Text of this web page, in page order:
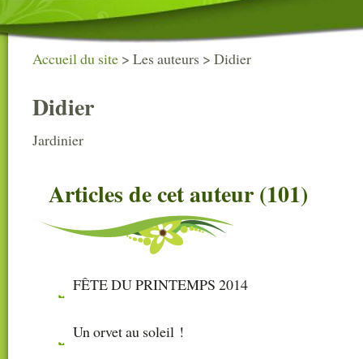
Accueil du site > Les auteurs > Didier
Didier
Jardinier
Articles de cet auteur (101)
FÊTE DU PRINTEMPS 2014
Un orvet au soleil !